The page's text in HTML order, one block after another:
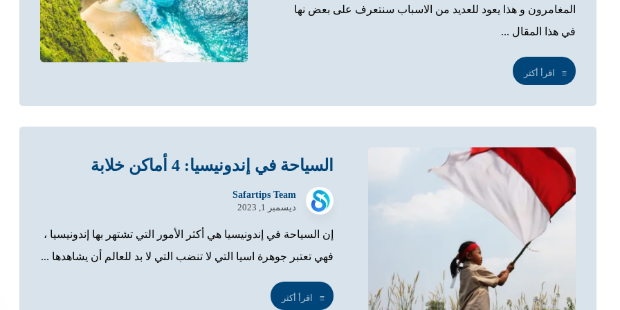
المغامرون و هذا يعود للعديد من الاسباب سنتعرف على بعض نها
في هذا المقال ...
اقرأ أكثر
السياحة في إندونيسيا: 4 أماكن خلابة
Safartips Team
ديسمبر 1, 2023
إن السياحة في إندونيسيا هي أكثر الأمور التي تشتهر بها إندونيسيا ،
فهي تعتبر جوهرة اسيا التي لا تنضب التي لا بد للعالم أن يشاهدها ...
اقرأ أكثر